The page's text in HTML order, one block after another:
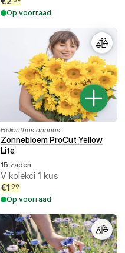
Op voorraad
Helianthus annuus
Zonnebloem ProCut Yellow
Lite
15 zaden
V kolekci 1 kus
€1 99
Op voorraad